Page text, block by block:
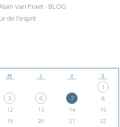
Van Praet - BLOG
de l'esprit
M J V S
1
5 6 7
8
12 13 14
15
19 20 21
22